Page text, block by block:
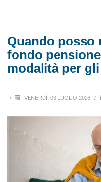
Quando posso
fondo
modalità per
/ VENERDÌ, 03 LUGLIO 2026 /